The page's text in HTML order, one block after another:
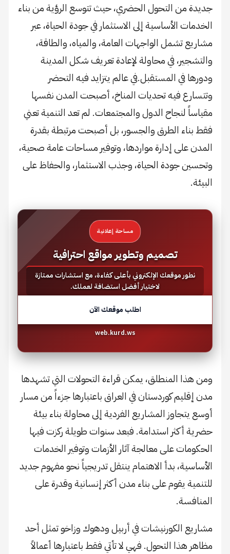
جديدة من التحول الحضري، حيث تتوسع الرؤية من بناء
الخدمات الأساسية إلى الاستثمار في جودة الحياة، عبر
مشاريع تشمل الواجهات العامة، والمياه، والطاقة،
والتشجير، في محاولة لإعادة تعريف شكل المدينة
ودورها في المستقبل.في عالم يتزايد فيه التحضر
وتتسارع فيه تحديات المناخ، أصبحت المدن نفسها
مقياساً لنجاح الدول والمجتمعات. لم تعد التنمية تعني
فقط بناء الطرق والجسور، بل أصبحت مرتبطة بقدرة
المدن على إدارة مواردها، وتوفير مساحات عامة صحية،
وتحسين جودة الحياة، وجذب الاستثمار، والحفاظ على
البيئة.
مساحة إعلانية
تصميم وتطوير مواقع احترافية
نطور موقعك الإلكتروني بأعلى كفاءة، مع استشارات ممتازة
لاختيار أفضل استضافة لعملك.
اطلب موقعك الآن
web.kurd.ws
ومن هذا المنطلق، يمكن قراءة التحولات التي تشهدها
مدن إقليم كوردستان في العراق باعتبارها جزءاً من مسار
أوسع يتجاوز المشاريع الفردية إلى محاولة بناء بيئة
حضرية أكثر استدامة. فبعد سنوات طويلة ركزت فيها
الحكومات على معالجة آثار الأزمات وتوفير الخدمات
الأساسية، بدأ الاهتمام ينتقل تدريجياً نحو مفهوم جديد
للتنمية يقوم على بناء مدن أكثر إنسانية وقدرة على
المنافسة.
مشاريع الكورنيشات في أربيل ودهوك وزاخو تمثل أحد
مظاهر هذا التحول. فهي لا تأتي فقط باعتبارها أعمالاً